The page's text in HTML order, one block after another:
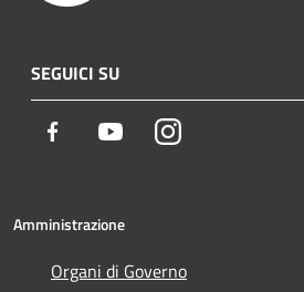
SEGUICI SU
Facebook YoutubeInstagram
Amministrazione
Organi di Governo